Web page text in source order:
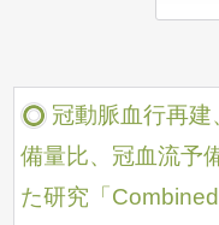
冠動脈血行再
備量比、冠血流予
た研究「